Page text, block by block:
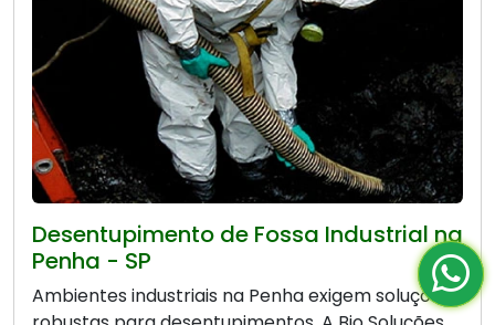
Desentupimento de Fossa Industrial na
Penha - SP
Ambientes industriais na Penha exigem soluções